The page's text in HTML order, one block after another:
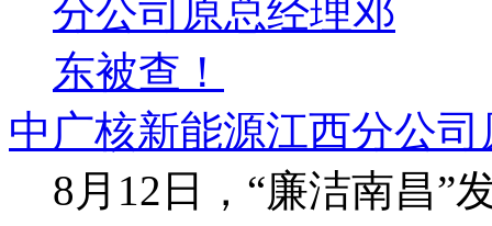
中广核新能源江西分公
8月12日，“廉洁南昌”